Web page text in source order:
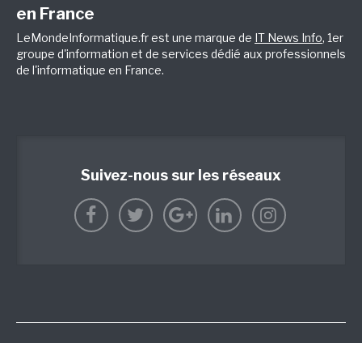
en France
LeMondeInformatique.fr est une marque de IT News Info, 1er
groupe d'information et de services dédié aux professionnels
de l'informatique en France.
Suivez-nous sur les réseaux